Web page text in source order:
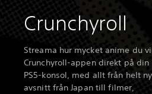
Crunchyroll
Streama hur mycket anime du
Crunchyroll-appen direkt på din
PS5-konsol, med allt från helt
avsnitt från Japan till filmer,